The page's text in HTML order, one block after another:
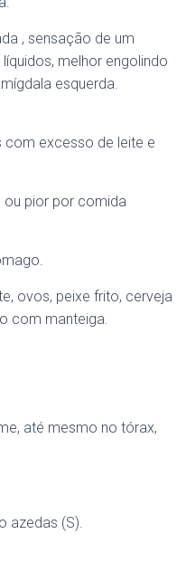
, sensação de um
melhor engolindo
esquerda.
com excesso de leite e
ou pior por comida
ovos, peixe frito, cerveja
com manteiga.
até mesmo no tórax,
azedas (S).